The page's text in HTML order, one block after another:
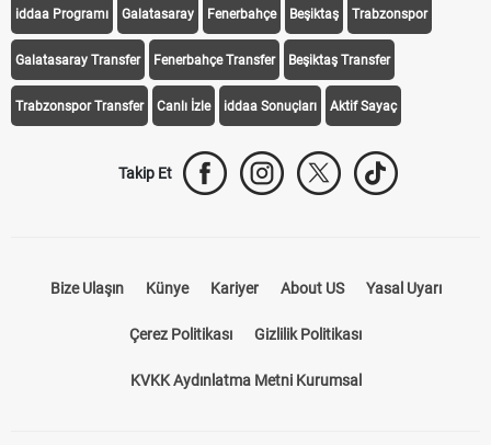
iddaa Programı Galatasaray Fenerbahçe Beşiktaş Trabzonspor
Galatasaray Transfer Fenerbahçe Transfer Beşiktaş Transfer
Trabzonspor Transfer Canlı İzle iddaa Sonuçları Aktif Sayaç
Takip Et
Bize Ulaşın Künye Kariyer About US Yasal Uyarı
Çerez Politikası Gizlilik Politikası
KVKK Aydınlatma Metni Kurumsal